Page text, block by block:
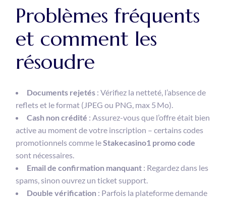
Problèmes fréquents
et comment les
résoudre
Documents rejetés : Vérifiez la netteté, l’absence de
reflets et le format (JPEG ou PNG, max 5 Mo).
Cash non crédité : Assurez-vous que l’offre était bien
active au moment de votre inscription – certains codes
promotionnels comme leStakecasino1 promo code
sont nécessaires.
Email de confirmation manquant : Regardez dans les
spams, sinon ouvrez un ticket support.
Double vérification : Parfois la plateforme demande